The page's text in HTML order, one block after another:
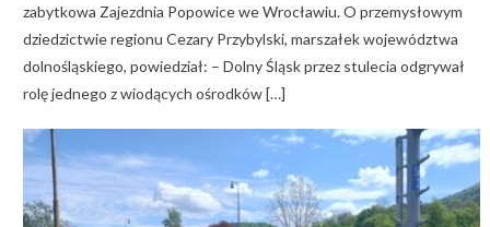
zabytkowa Zajezdnia Popowice we Wrocławiu. O przemysłowym
dziedzictwie regionu Cezary Przybylski, marszałek województwa
dolnośląskiego, powiedział: – Dolny Śląsk przez stulecia odgrywał
rolę jednego z wiodących ośrodków […]